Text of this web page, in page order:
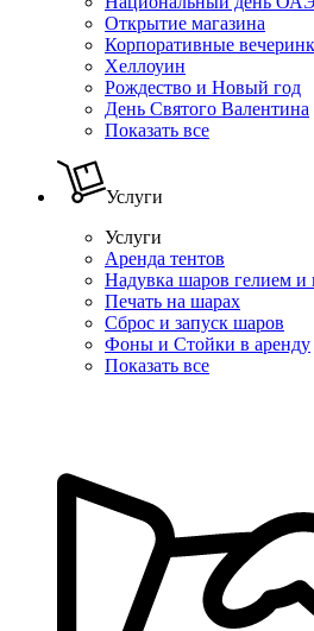
Открытие магазина
Корпоративные
Хеллоуин
Рождество и Новый год
День Святого Валентина
Показать все
Услуги
Услуги
Аренда тентов
Надувка шаров гелием и
Печать на шарах
Сброс и запуск шаров
Фоны и Стойки в аренду
Показать все